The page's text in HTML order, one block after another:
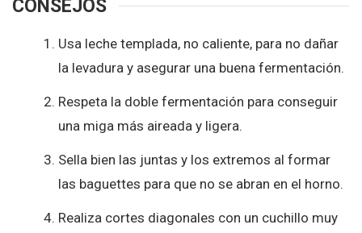
CONSEJOS
Usa leche templada, no caliente, para no dañar
la levadura y asegurar una buena fermentación.
Respeta la doble fermentación para conseguir
una miga más aireada y ligera.
Sella bien las juntas y los extremos al formar
las baguettes para que no se abran en el horno.
Realiza cortes diagonales con un cuchillo muy